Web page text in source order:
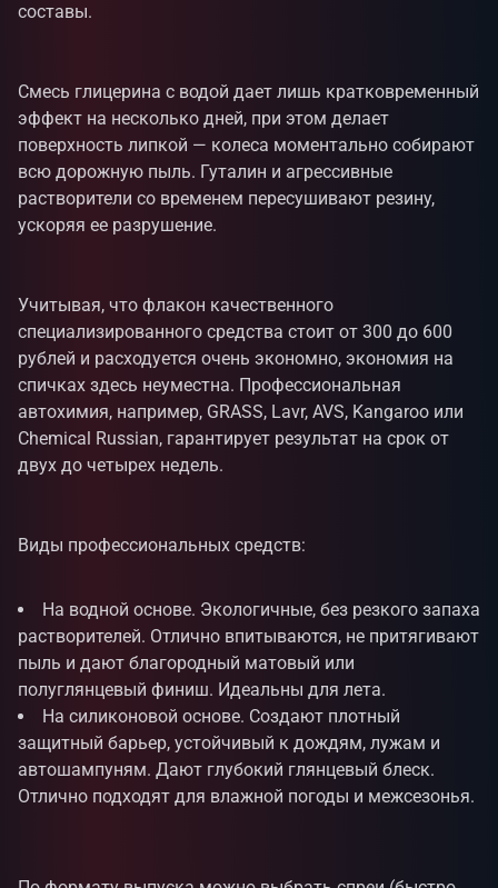
составы.
Смесь глицерина с водой дает лишь кратковременный
эффект на несколько дней, при этом делает
поверхность липкой — колеса моментально собирают
всю дорожную пыль. Гуталин и агрессивные
растворители со временем пересушивают резину,
ускоряя ее разрушение.
Учитывая, что флакон качественного
специализированного средства стоит от 300 до 600
рублей и расходуется очень экономно, экономия на
спичках здесь неуместна. Профессиональная
автохимия, например, GRASS, Lavr, AVS, Kangaroo или
Chemical Russian, гарантирует результат на срок от
двух до четырех недель.
Виды профессиональных средств:
На водной основе. Экологичные, без резкого запаха
растворителей. Отлично впитываются, не притягивают
пыль и дают благородный матовый или
полуглянцевый финиш. Идеальны для лета.
На силиконовой основе. Создают плотный
защитный барьер, устойчивый к дождям, лужам и
автошампуням. Дают глубокий глянцевый блеск.
Отлично подходят для влажной погоды и межсезонья.